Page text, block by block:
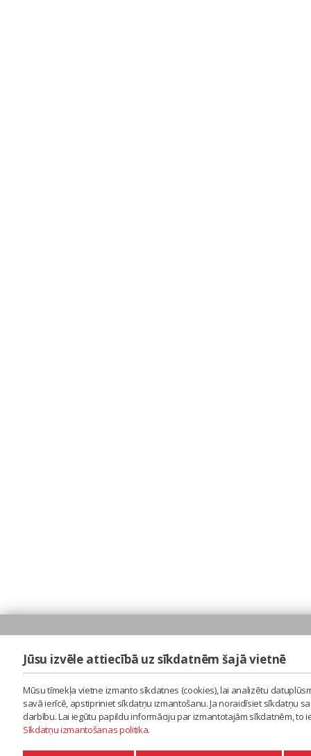
Jūsu izvēle attiecībā uz sīkdatnēm šajā vietnē
Mūsu tīmekļa vietne izmanto sīkdatnes (cookies), lai analizētu
savā ierīcē, apstipriniet sīkdatņu izmantošanu. Ja noraidīsiet sīkdatņu
darbību. Lai iegūtu papildu informāciju par izmantotajām sīkdatnēm,
Sīkdatņu izmantošanas politika.